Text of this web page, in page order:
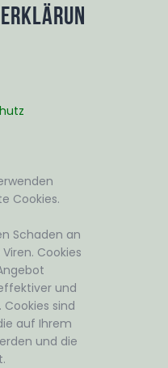
Cookies.
Schaden an
Cookies
und
sind
auf Ihrem
und die